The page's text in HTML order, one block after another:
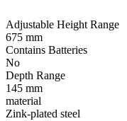
Adjustable Height Range
675 mm
Contains Batteries
No
Depth Range
145 mm
material
Zink-plated steel